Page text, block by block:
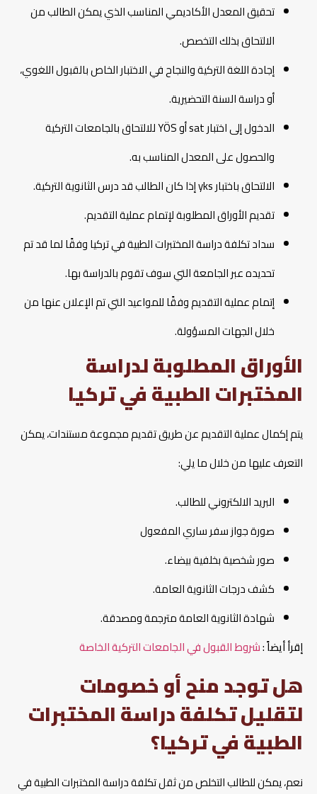
تحقيق المعدل الأكاديمي المناسب الذي يمكن الطالب من
الالتحاق بذلك التخصص.
إجادة اللغة التركية والنجاح في الاختبار الخاص بالقبول اللغوي،
أو دراسة السنة التحضيرية.
الدخول إلى اختبار sat أو YÖS للالتحاق بالجامعات التركية
والحصول على المعدل المناسب به.
الالتحاق باختبار yks إذا كان الطالب قد درس الثانوية التركية.
تقديم الأوراق المطلوبة لإتمام عملية التقديم.
سداد تكلفة دراسة المختبرات الطبية في تركيا وفقًا لما قد تم
تحديده عبر الجامعة التي سوف تقوم بالدراسة بها.
إتمام عملية التقديم وفقًا للمواعيد التي تم الإعلان عنها من
خلال الجهات المسؤولة.
الأوراق المطلوبة لدراسة
المختبرات الطبية في تركيا
يتم إكمال عملية التقديم عن طريق تقديم مجموعة مستندات، يمكن
التعرف عليها من خلال ما يلي:
البريد الالكتروني للطالب.
صورة جواز سفر ساري المفعول
صور شخصية بخلفية بيضاء.
كشف درجات الثانوية العامة.
شهادة الثانوية العامة مترجمة ومصدقة.
إقرأ أيضاً :شروط القبول في الجامعات التركية الخاصة
هل توجد منح أو خصومات
لتقليل تكلفة دراسة المختبرات
الطبية في تركيا؟
نعم، يمكن للطالب التخلص من ثقل تكلفة دراسة المختبرات الطبية في